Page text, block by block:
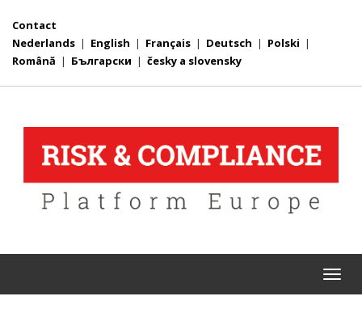
Contact
Nederlands | English | Français | Deutsch | Polski |
Română | Български | česky a slovensky